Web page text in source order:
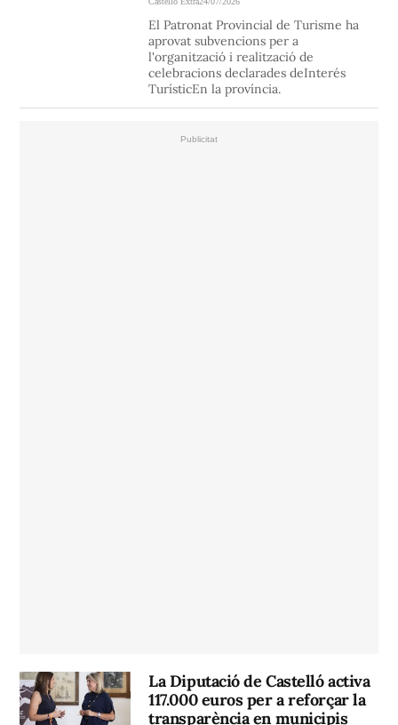
El Patronat Provincial de Turisme ha
aprovat subvencions per a
l'organització i realització de
celebracions declarades deInterés
TurísticEn la província.
La Diputació de Castelló activa
117.000 euros per a reforçar la
transparència en municipis